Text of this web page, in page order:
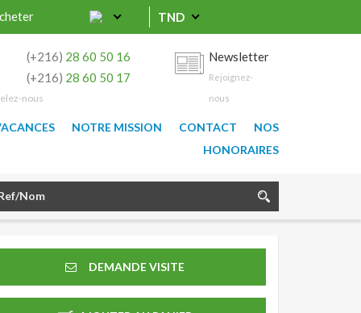
TND
(+216) 28 60 50 16
(+216) 28 60 50 17
nous
Newsletter
Rejoignez-
nous
NOTRE MISSION CONTACT
NOS
HONORAIRES
DEMANDE VISITE